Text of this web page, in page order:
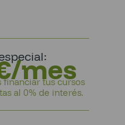
mes
financiar tus cursos
al 0% de interés.